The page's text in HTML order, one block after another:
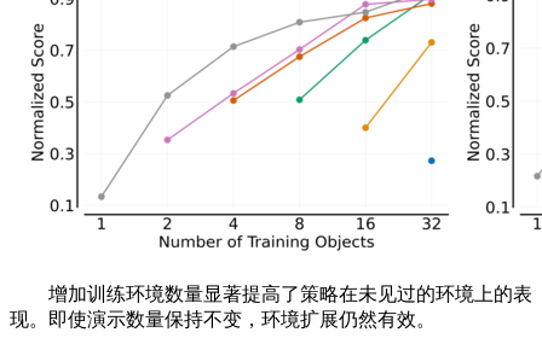
增加训练环境数量显著提高了策略在未见过的环境上的表
现。即使演示数量保持不变，环境扩展仍然有效。